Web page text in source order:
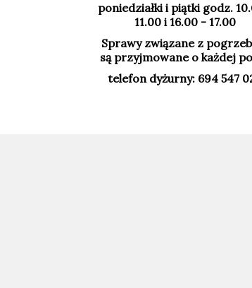
poniedziałki i piątki godz.
11.00 i 16.00 - 17.00
Sprawy związane z
są przyjmowane o każdej
telefon dyżurny: 694 547